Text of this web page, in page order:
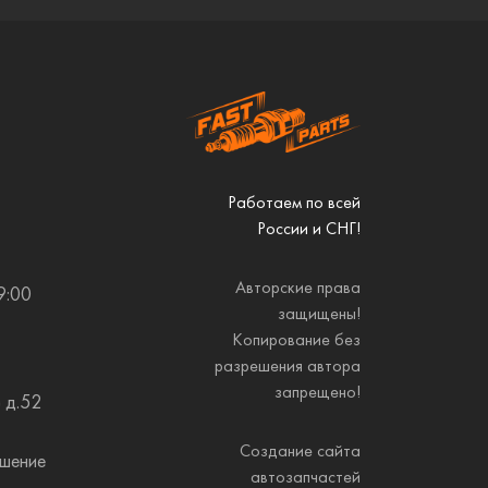
д.52
Работаем по всей
России и СНГ!
Авторские права
защищены!
Копирование без
разрешения автора
запрещено!
Создание сайта
автозапчастей